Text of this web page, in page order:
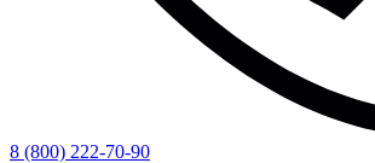
8 (800) 222-70-90